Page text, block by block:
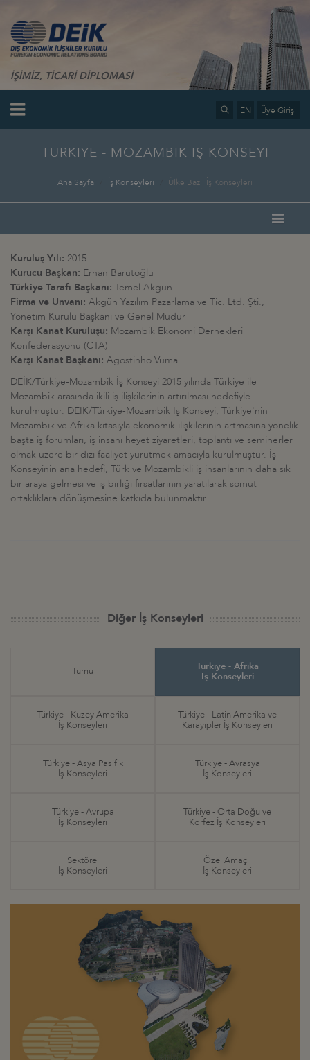
İŞİMİZ, TİCARİ DİPLOMASİ
EN Üye Girişi
TÜRKİYE - MOZAMBİK İŞ KONSEYİ
Ana Sayfa İş Konseyleri Ülke Bazlı İş Konseyleri
Kuruluş Yılı: 2015
Kurucu Başkan: Erhan Barutoğlu
Türkiye Tarafı Başkanı: Temel Akgün
Firma ve Unvanı: Akgün Yazılım Pazarlama ve Tic. Ltd. Şti.,
Yönetim Kurulu Başkanı ve Genel Müdür
Karşı Kanat Kuruluşu: Mozambik Ekonomi Dernekleri
Konfederasyonu (CTA)
Karşı Kanat Başkanı: Agostinho Vuma
DEİK/Türkiye-Mozambik İş Konseyi 2015 yılında Türkiye ile
Mozambik arasında ikili iş ilişkilerinin artırılması hedefiyle
kurulmuştur. DEİK/Türkiye-Mozambik İş Konseyi, Türkiye'nin
Mozambik ve Afrika kıtasıyla ekonomik ilişkilerinin artmasına yönelik
başta iş forumları, iş insanı heyet ziyaretleri, toplantı ve seminerler
olmak üzere bir dizi faaliyet yürütmek amacıyla kurulmuştur. İş
Konseyinin ana hedefi, Türk ve Mozambikli iş insanlarının daha sık
bir araya gelmesi ve iş birliği fırsatlarının yaratılarak somut
ortaklıklara dönüşmesine katkıda bulunmaktır.
Diğer İş Konseyleri
Tümü
Türkiye - Afrika
İş Konseyleri
Türkiye - Kuzey Amerika
İş Konseyleri
Türkiye - Latin Amerika ve
Karayipler İş Konseyleri
Türkiye - Asya Pasifik
İş Konseyleri
Türkiye - Avrasya
İş Konseyleri
Türkiye - Avrupa
İş Konseyleri
Türkiye - Orta Doğu ve
Körfez İş Konseyleri
Sektörel
İş Konseyleri
Özel Amaçlı
İş Konseyleri